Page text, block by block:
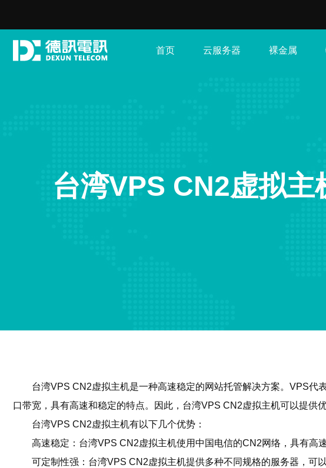
首页 云服务器 裸金属
台湾VPS CN2虚拟
台湾VPS CN2虚拟主机是一种高速稳定的网站托管解决方案。VPS
口带宽，具有高速和稳定的特点。因此，台湾VPS CN2虚拟主机可以提供
台湾VPS CN2虚拟主机有以下几个优势：
高速稳定：台湾VPS CN2虚拟主机使用中国电信的CN2网络，具有高
可定制性强：台湾VPS CN2虚拟主机提供多种不同规格的服务器，可